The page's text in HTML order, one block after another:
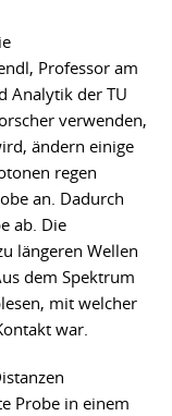
Professor am
Analytik der TU
verwenden,
ändern einige
regen
an. Dadurch
ab. Die
längeren Wellen
dem Spektrum
mit welcher
war.
Probe in einem